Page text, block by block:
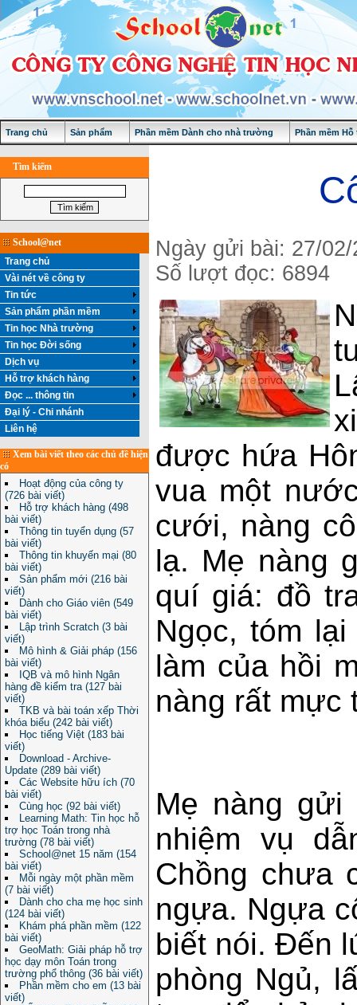
Trang chủ Sản phẩm Phần mềm Dành cho nhà trường Phần mềm
Tìm kiếm
School@net
Trang chủ
Vài nét về công ty
Tin tức
Sản phẩm phần mềm
Tin học Nhà trường
Tin học Đời sống
Dịch vụ
Hỗ trợ khách hàng
Đọc ... thông tin
Đại lý - Chi nhánh
Liên hệ
Xem bài viết theo các chủ đề hiện
có
Hoạt động của công ty
(726 bài viết)
Hỗ trợ khách hàng (498
bài viết)
Thông tin tuyển dụng (57
bài viết)
Thông tin khuyến mại (80
bài viết)
Sản phẩm mới (216 bài
viết)
Dành cho Giáo viên (549
bài viết)
Lập trình Scratch (3 bài
viết)
Mô hình & Giải pháp (156
bài viết)
IQB và mô hình Ngân
hàng đề kiểm tra (127 bài
viết)
TKB và bài toán xếp Thời
khóa biểu (242 bài viết)
Học tiếng Việt (183 bài
viết)
Download - Archive-
Update (289 bài viết)
Các Website hữu ích (70
bài viết)
Cùng học (92 bài viết)
Learning Math: Tin học hỗ
trợ học Toán trong nhà
trường (78 bài viết)
School@net 15 năm (154
bài viết)
Mỗi ngày một phần mềm
(7 bài viết)
Dành cho cha mẹ học sinh
(124 bài viết)
Khám phá phần mềm (122
bài viết)
GeoMath: Giải pháp hỗ trợ
học dạy môn Toán trong
trường phổ thông (36 bài viết)
Phần mềm cho em (13 bài
viết)
Ngày gửi bài: 27/02/
Số lượt đọc: 6894
được hứa
vua một
cưới, nàng
lạ. Mẹ nàng
quí giá: đồ
Ngọc, tóm
làm của hồi
nàng rất mực
Mẹ nàng
nhiệm vụ
Chồng chưa
ngựa. Ngựa
biết nói. Đến
phòng Ngủ,